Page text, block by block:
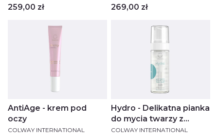
Cena
259,00 zł Cena
269,00 zł
AntiAge - krem pod
oczy
PRODUCENT
COLWAY INTERNATIONAL
Hydro - Delikatna pianka
do mycia twarzy z
kolagenem
PRODUCENT
COLWAY INTERNATIONAL